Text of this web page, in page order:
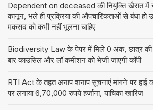
Dependent on deceased की नियुक्ति खैरात में
कानून, भले ही प्रक्रिया की औपचारिकताओं से बंधा हो
मकसद को कभी नहीं भूलना चाहिए
Biodiversity Law के पेपर में मिले 0 अंक, छात्र की
बार काउंसिल और लॉ कमीशन को भेजी जाएगी कॉपी
RTI Act के तहत अनाप शनाप सूचनाएं मांगने पर हाई
पर लगाया 6,70,000 रुपये हर्जाना, याचिका खारिज